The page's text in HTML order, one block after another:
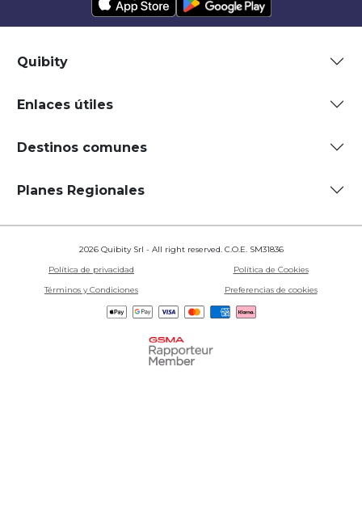
Quibity
Enlaces útiles
Destinos comunes
Planes Regionales
2026 Quibity Srl - All right reserved. C.O.E. SM31836
Política de privacidad
Política de Cookies
Términos y Condiciones
Preferencias de cookies